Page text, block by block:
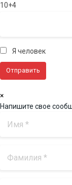
10+4
Я человек
×
Напишите свое